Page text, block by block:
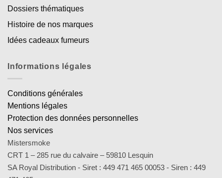
Dossiers thématiques
Histoire de nos marques
Idées cadeaux fumeurs
Informations légales
Conditions générales
Mentions légales
Protection des données personnelles
Nos services
Mistersmoke
CRT 1 – 285 rue du calvaire – 59810 Lesquin
SA Royal Distribution - Siret : 449 471 465 00053 - Siren : 449